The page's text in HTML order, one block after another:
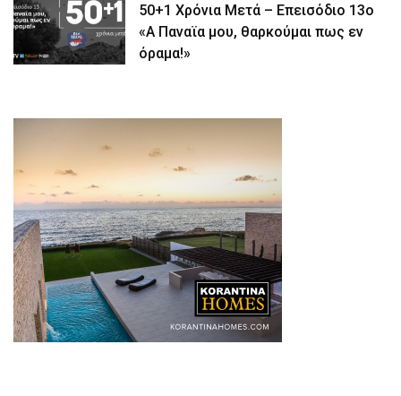
50+1 Χρόνια Μετά – Επεισόδιο 13ο
«Α Παναϊα μου, θαρκούμαι πως εν
όραμα!»